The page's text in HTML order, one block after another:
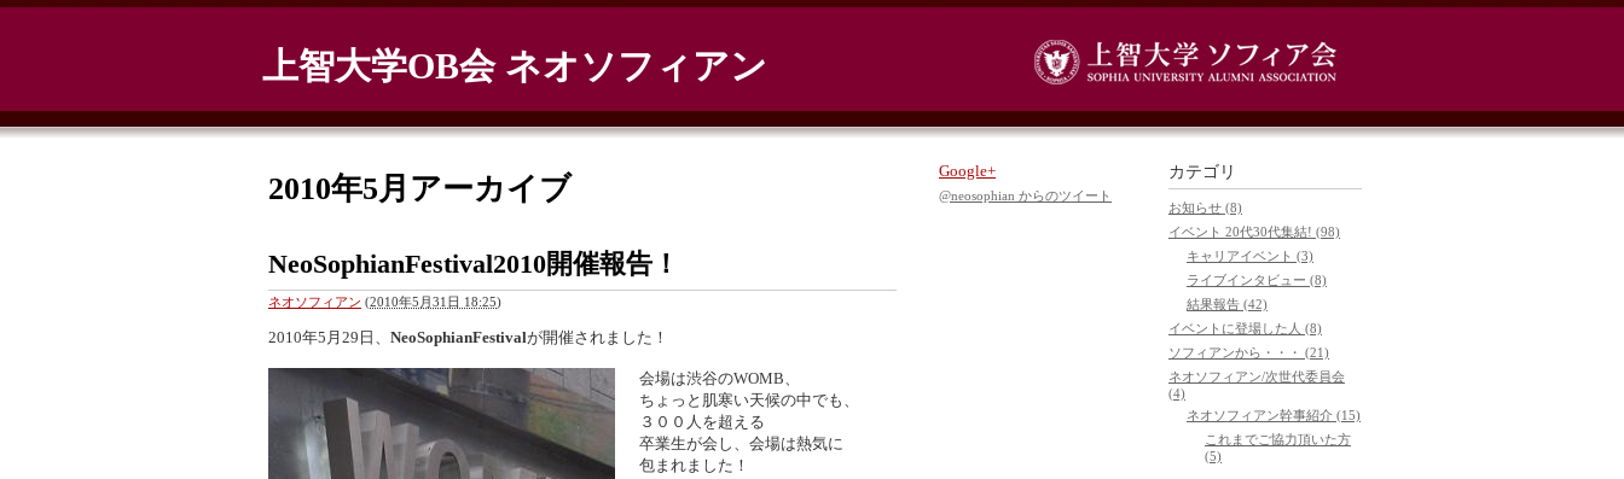
上智大学OB会 ネオソフィアン
2010年5月アーカイブ
NeoSophianFestival2010開催報告！
ネオソフィアン (2010年5月31日 18:25)
2010年5月29日、 NeoSophianFestivalが開催されました！
会場は渋谷のWOMB、
ちょっと肌寒い天候の中でも、
３００人を超える
卒業生が会し、会場は熱気に
包まれました！
カテゴリ
お知らせ (8)
イベント 20代30代集結! (98)
キャリアイベント (3)
ライブインタビュー (8)
結果報告 (42)
イベントに登場した人 (8)
ソフィアンから・・・ (21)
ネオソフィアン/次世代委員会
(4)
ネオソフィアン幹事紹介 (15)
これまでご協力頂いた方
(5)
Google+
@neosophian からのツイート